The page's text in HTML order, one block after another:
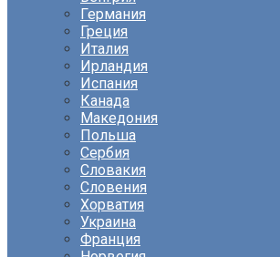
Германия
Греция
Италия
Ирландия
Испания
Канада
Македония
Польша
Сербия
Словакия
Словения
Хорватия
Украина
Франция